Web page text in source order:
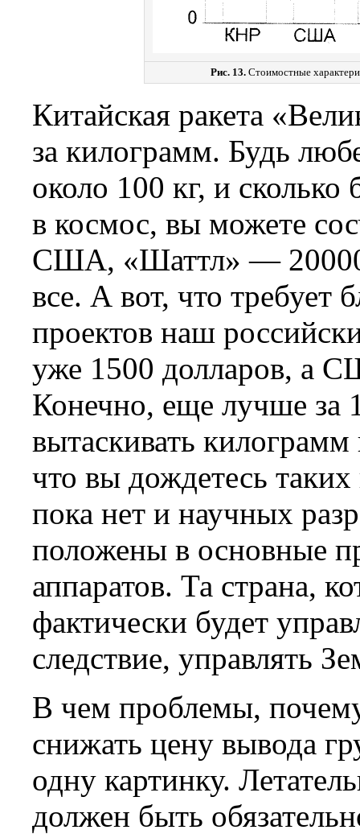
Рис. 13.Стоимостные
Китайская ракета
за килограмм. Будь
около 100 кг, и сколько
в космос, вы можете
США, «Шаттл» — 20000
все. А вот, что
проектов наш
уже 1500 долларов, а
Конечно, еще лучше за
вытаскивать
что вы дождетесь
пока нет и научных
положены в основные
аппаратов. Та страна,
фактически будет
следствие, управлять
В чем проблемы,
снижать цену вывода
одну картинку.
должен быть